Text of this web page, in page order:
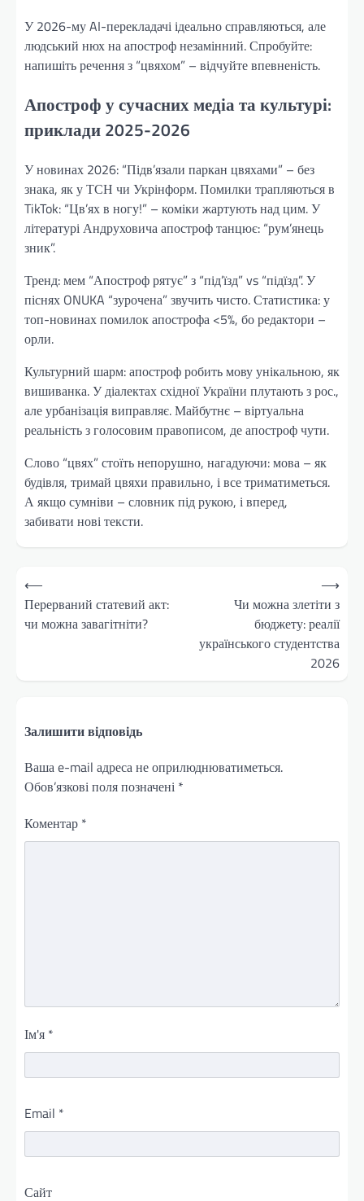
У 2026-му AI-перекладачі ідеально справляються, але
людський нюх на апостроф незамінний. Спробуйте:
напишіть речення з “цвяхом” – відчуйте впевненість.
Апостроф у сучасних медіа та культурі:
приклади 2025-2026
У новинах 2026: “Підв’язали паркан цвяхами” – без
знака, як у ТСН чи Укрінформ. Помилки трапляються в
TikTok: “Цв’ях в ногу!” – коміки жартують над цим. У
літературі Андруховича апостроф танцює: “рум’янець
зник”.
Тренд: мем “Апостроф рятує” з “під’їзд” vs “підїзд”. У
піснях ONUKA “зурочена” звучить чисто. Статистика: у
топ-новинах помилок апострофа <5%, бо редактори –
орли.
Культурний шарм: апостроф робить мову унікальною, як
вишиванка. У діалектах східної України плутають з рос.,
але урбанізація виправляє. Майбутнє – віртуальна
реальність з голосовим правописом, де апостроф чути.
Слово “цвях” стоїть непорушно, нагадуючи: мова – як
будівля, тримай цвяхи правильно, і все триматиметься.
А якщо сумніви – словник під рукою, і вперед,
забивати нові тексти.
Навігація
записів
⟵
Перерваний статевий акт:
чи можна завагітніти?
Чи можна злетіти з
бюджету: реалії
українського студентства
2026
⟶
Залишити відповідь
Ваша e-mail адреса не оприлюднюватиметься.
Обов’язкові поля позначені *
Коментар *
Ім'я *
Email *
Сайт